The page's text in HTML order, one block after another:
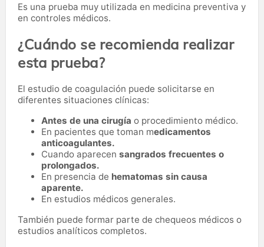
Es una prueba muy utilizada en medicina preventiva y
en controles médicos.
¿Cuándo se recomienda realizar
esta prueba?
El estudio de coagulación puede solicitarse en
diferentes situaciones clínicas:
Antes de una cirugía o procedimiento médico.
En pacientes que toman medicamentos
anticoagulantes.
Cuando aparecen sangrados frecuentes o
prolongados.
En presencia de hematomas sin causa
aparente.
En estudios médicos generales.
También puede formar parte de chequeos médicos o
estudios analíticos completos.